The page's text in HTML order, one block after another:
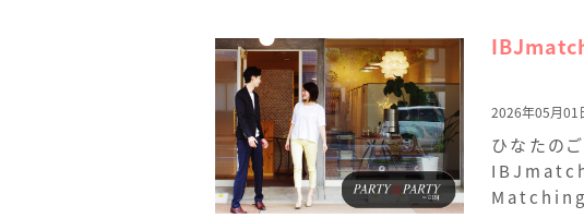
2026年05月01
ひなたの
Matching